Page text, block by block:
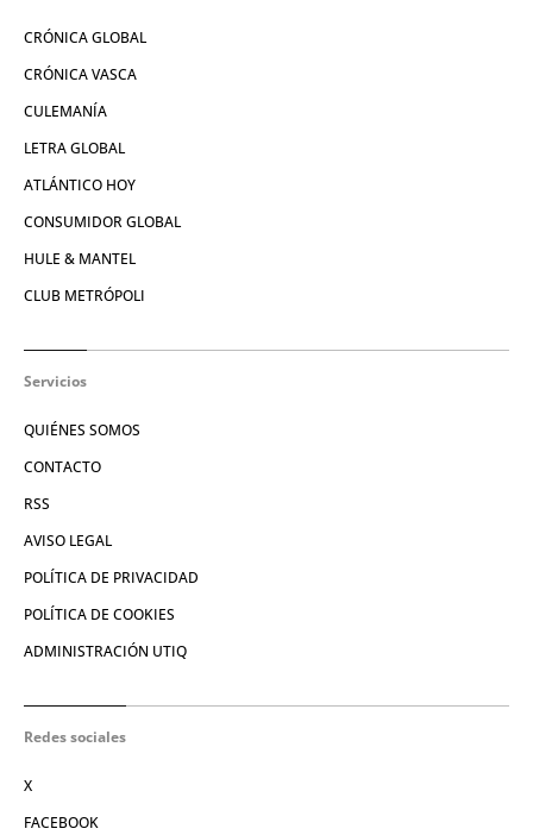
CRÓNICA GLOBAL
CRÓNICA VASCA
CULEMANÍA
LETRA GLOBAL
ATLÁNTICO HOY
CONSUMIDOR GLOBAL
HULE & MANTEL
CLUB METRÓPOLI
Servicios
QUIÉNES SOMOS
CONTACTO
RSS
AVISO LEGAL
POLÍTICA DE PRIVACIDAD
POLÍTICA DE COOKIES
ADMINISTRACIÓN UTIQ
Redes sociales
X
FACEBOOK